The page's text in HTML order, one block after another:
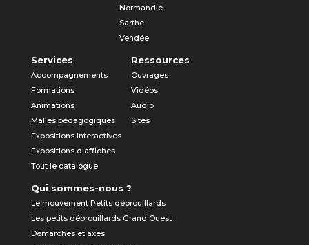
Normandie
Sarthe
Vendée
Services
Accompagnements
Formations
Animations
Malles pédagogiques
Expositions interactives
Expositions d'affiches
Tout le catalogue
Ressources
Ouvrages
Vidéos
Audio
Sites
Qui sommes-nous ?
Le mouvement Petits débrouillards
Les petits débrouillards Grand Ouest
Démarches et axes